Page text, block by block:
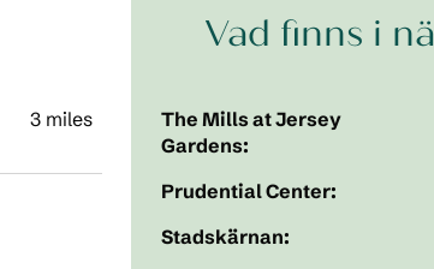
3 miles
Vad finns i
The Mills at Jersey
Gardens:
Prudential Center:
Stadskärnan: